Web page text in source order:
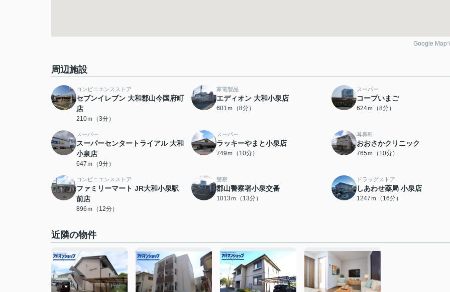
Google Map
周辺施設
コンビニエンスストア
セブンイレブン 大和郡山今国府町
店
210ｍ（3分）
家電製品
エディオン 大和小泉店
601ｍ（8分）
スーパー
コープいまご
624ｍ（8分）
スーパー
スーパーセンタートライアル 大和
小泉店
647ｍ（9分）
スーパー
ラッキーやまと小泉店
749ｍ（10分）
耳鼻科
おおさかクリニック
765ｍ（10分）
コンビニエンスストア
ファミリーマート JR大和小泉駅
前店
896ｍ（12分）
警察
郡山警察署小泉交番
1013ｍ（13分）
ドラッグストア
しあわせ薬局 小泉店
1247ｍ（16分）
近隣の物件